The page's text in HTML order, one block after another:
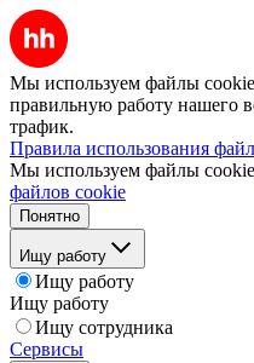
Мы используем файлы
правильную работу нашего
трафик.
Правила использования
Мы используем файлы
файлов cookie
Понятно
Ищу работу
Ищу работу
Ищу работу
Ищу сотрудника
Сервисы